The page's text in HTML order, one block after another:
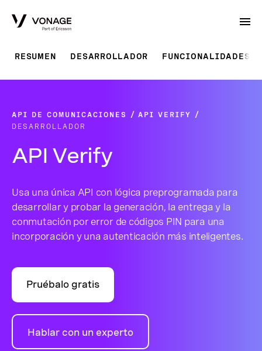
RESUMEN DESARROLLADOR FUNCIONALIDADES
API DE COMUNICACIONES
API VERIFY
DESARROLLADOR
API Verify
Usa una única API con lógica preprogramada para
desarrollar y probar la generación, la entrega y la
conmutación por error de códigos PIN para una
incorporación y una autenticación más inteligentes.
Pruébalo gratis
Hablar con un experto